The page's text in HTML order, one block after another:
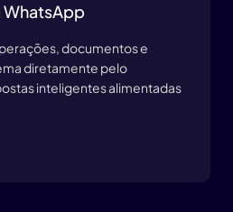
WhatsApp
documentos e
diretamente pelo
inteligentes alimentadas